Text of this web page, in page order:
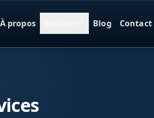
À propos Blog Contact